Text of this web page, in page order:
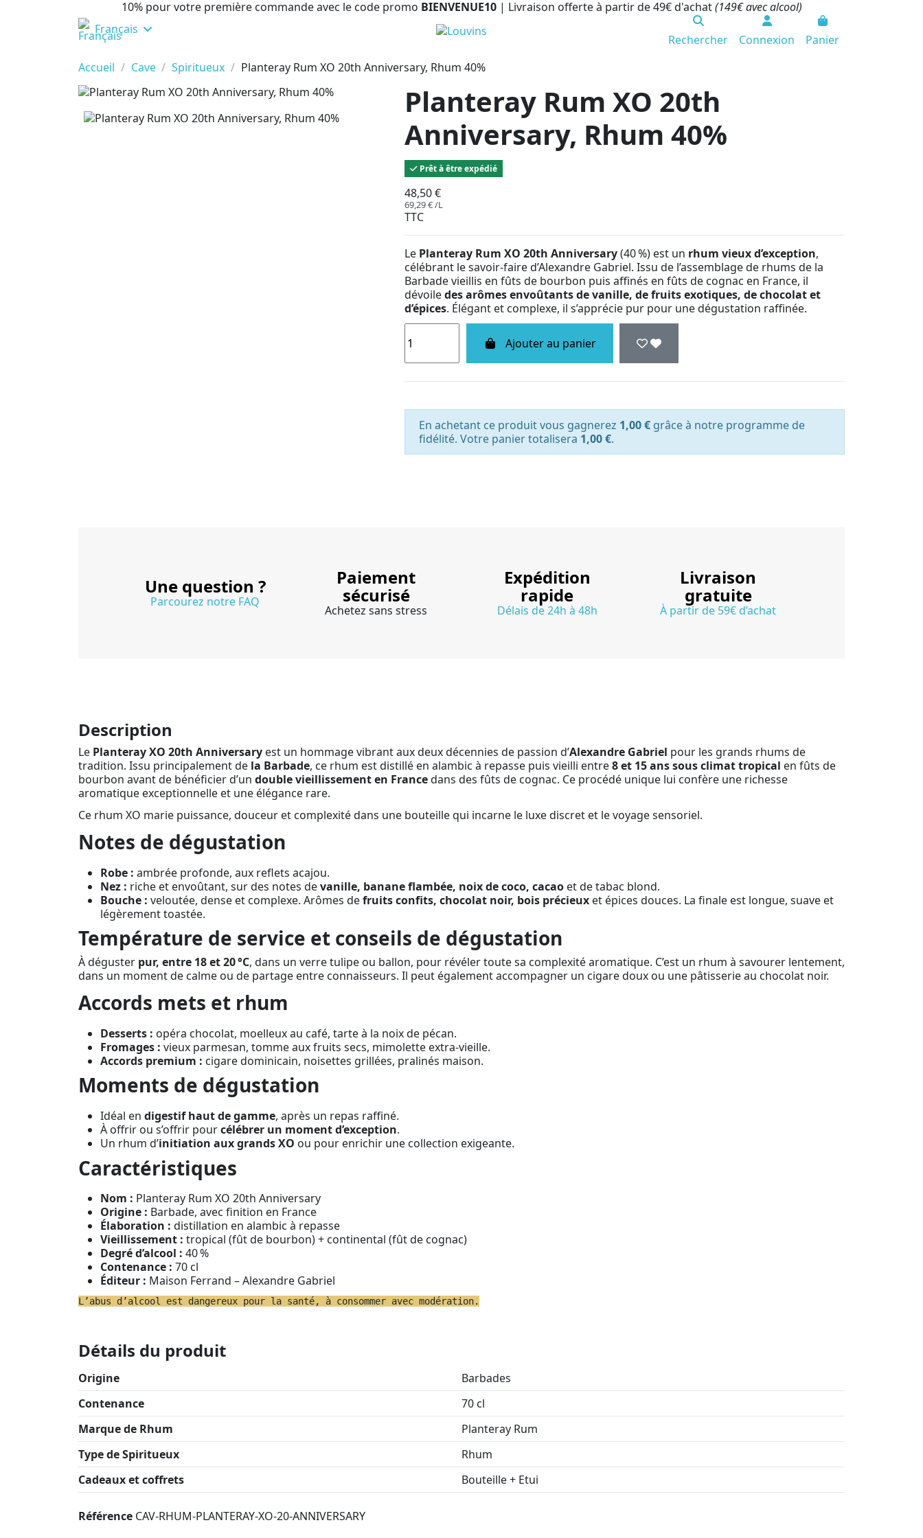
10% pour votre première commande avec le code promo BIENVENUE10 | Livraison offerte à partir de 49€ d'achat(149€ avec alcool)
Français
Rechercher Connexion
Panier
Accueil
Cave Spiritueux Planteray Rum XO 20th Anniversary, Rhum 40%
Planteray Rum XO 20th
Anniversary, Rhum 40%
Prêt à être expédié
48,50 €
69,29 € /L
TTC
Le Planteray Rum XO 20th Anniversary(40 %) est un rhum vieux d’exception,
célébrant le savoir-faire d’Alexandre Gabriel. Issu de l’assemblage de rhums de la
Barbade vieillis en fûts de bourbon puis affinés en fûts de cognac en France, il
dévoiledes arômes envoûtants de vanille, de fruits exotiques, de chocolat et
d’épices. Élégant et complexe, il s’apprécie pur pour une dégustation raffinée.
Ajouter au panier
En achetant ce produit vous gagnerez 1,00 € grâce à notre programme de
fidélité. Votre panier totalisera 1,00 €.
Une question ?
Parcourez notre FAQ
Paiement
sécurisé
Achetez sans stress
Expédition
rapide
Délais de 24h à 48h
Livraison
gratuite
À partir de 59€ d’achat
Description
Le Planteray XO 20th Anniversary est un hommage vibrant aux deux décennies de passion d’Alexandre Gabriel pour les grands rhums de
tradition. Issu principalement de la Barbade, ce rhum est distillé en alambic à repasse puis vieilli entre8 et 15 ans sous climat tropical en fûts de
bourbon avant de bénéficier d’un double vieillissement en Francedans des fûts de cognac. Ce procédé unique lui confère une richesse
aromatique exceptionnelle et une élégance rare.
Ce rhum XO marie puissance, douceur et complexité dans une bouteille qui incarne le luxe discret et le voyage sensoriel.
Notes de dégustation
Robe : ambrée profonde, aux reflets acajou.
Nez : riche et envoûtant, sur des notes devanille, banane flambée, noix de coco, cacao et de tabac blond.
Bouche : veloutée, dense et complexe. Arômes defruits confits, chocolat noir, bois précieux et épices douces. La finale est longue, suave et
légèrement toastée.
Température de service et conseils de dégustation
À déguster pur, entre 18 et 20 °C, dans un verre tulipe ou ballon, pour révéler toute sa complexité aromatique. C’est un rhum à savourer lentement,
dans un moment de calme ou de partage entre connaisseurs. Il peut également accompagner un cigare doux ou une pâtisserie au chocolat noir.
Accords mets et rhum
Desserts : opéra chocolat, moelleux au café, tarte à la noix de pécan.
Fromages : vieux parmesan, tomme aux fruits secs, mimolette extra-vieille.
Accords premium : cigare dominicain, noisettes grillées, pralinés maison.
Moments de dégustation
Idéal en digestif haut de gamme, après un repas raffiné.
À offrir ou s’offrir pourcélébrer un moment d’exception.
Un rhum d’initiation aux grands XO ou pour enrichir une collection exigeante.
Caractéristiques
Nom : Planteray Rum XO 20th Anniversary
Origine : Barbade, avec finition en France
Élaboration : distillation en alambic à repasse
Vieillissement : tropical (fût de bourbon) + continental (fût de cognac)
Degré d’alcool : 40 %
Contenance : 70 cl
Éditeur : Maison Ferrand – Alexandre Gabriel
L’abus d’alcool est dangereux pour la santé, à consommer avec modération.
Détails du produit
Origine
Barbades
Contenance
70 cl
Marque de Rhum
Planteray Rum
Type de Spiritueux
Rhum
Cadeaux et coffrets
Bouteille + Etui
Référence CAV-RHUM-PLANTERAY-XO-20-ANNIVERSARY